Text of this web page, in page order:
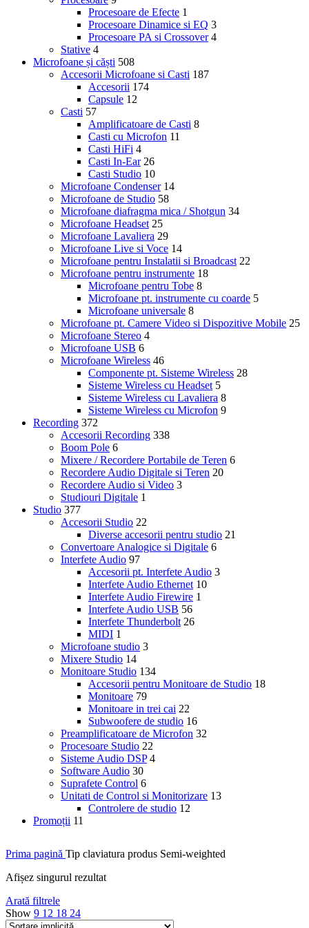
Procesoare de Efecte 1
Procesoare Dinamice si EQ 3
Procesoare PA si Crossover 4
Stative 4
Microfoane și căști 508
Accesorii Microfoane si Casti 187
Accesorii 174
Capsule 12
Casti 57
Amplificatoare de Casti 8
Casti cu Microfon 11
Casti HiFi 4
Casti In-Ear 26
Casti Studio 10
Microfoane Condenser 14
Microfoane de Studio 58
Microfoane diafragma mica / Shotgun 34
Microfoane Headset 25
Microfoane Lavaliera 29
Microfoane Live si Voce 14
Microfoane pentru Instalatii si Broadcast 22
Microfoane pentru instrumente 18
Microfoane pentru Tobe 8
Microfoane pt. instrumente cu coarde 5
Microfoane universale 8
Microfoane pt. Camere Video si Dispozitive Mobile 25
Microfoane Stereo 4
Microfoane USB 6
Microfoane Wireless 46
Componente pt. Sisteme Wireless 28
Sisteme Wireless cu Headset 5
Sisteme Wireless cu Lavaliera 8
Sisteme Wireless cu Microfon 9
Recording 372
Accesorii Recording 338
Boom Pole 6
Mixere / Recordere Portabile de Teren 6
Recordere Audio Digitale si Teren 20
Recordere Audio si Video 3
Studiouri Digitale 1
Studio 377
Accesorii Studio 22
Diverse accesorii pentru studio 21
Convertoare Analogice si Digitale 6
Interfete Audio 97
Accesorii pt. Interfete Audio 3
Interfete Audio Ethernet 10
Interfete Audio Firewire 1
Interfete Audio USB 56
Interfete Thunderbolt 26
MIDI 1
Microfoane studio 3
Mixere Studio 14
Monitoare Studio 134
Accesorii pentru Monitoare de Studio 18
Monitoare 79
Monitoare in trei cai 22
Subwoofere de studio 16
Preamplificatoare de Microfon 32
Procesoare Studio 22
Sisteme Audio DSP 4
Software Audio 30
Suprafete Control 6
Unitati de Control si Monitorizare 13
Controlere de studio 12
Promoții 11
Prima pagină Tip claviatura produs Semi-weighted
Afișez singurul rezultat
Arată filtrele
Show 9 12 18 24